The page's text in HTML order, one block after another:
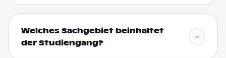
Welches Sachgebiet beinhaltet
der Studiengang?